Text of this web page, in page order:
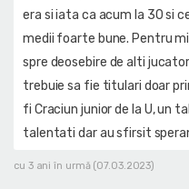
era si iata ca acum la 30 si
medii foarte bune. Pentru
spre deosebire de alti
trebuie sa fie titulari doar
fi Craciun junior de la U, un
talentati dar au sfirsit
cu 3 ani în urmă (07.03.2023)